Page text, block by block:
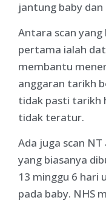
jantung baby
Antara scan
pertama ialah
membantu
anggaran tarikh
tidak pasti tarikh
tidak teratur.
Ada juga scan
yang biasanya
13 minggu 6
pada baby. NHS